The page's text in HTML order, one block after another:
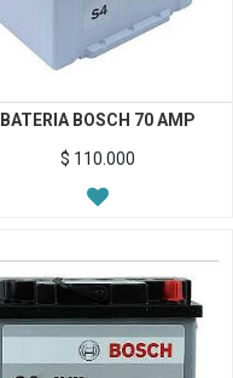
BATERIA BOSCH 70 AMP
$ 110.000